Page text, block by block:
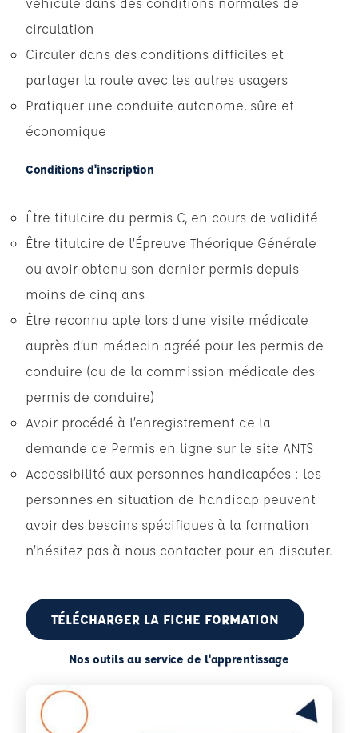
circulation
Circuler dans des conditions difficiles et
partager la route avec les autres usagers
Pratiquer une conduite autonome, sûre et
économique
Conditions d'inscription
Être titulaire du permis C, en cours de validité
Être titulaire de l’Épreuve Théorique Générale
ou avoir obtenu son dernier permis depuis
moins de cinq ans
Être reconnu apte lors d’une visite médicale
auprès d’un médecin agréé pour les permis de
conduire (ou de la commission médicale des
permis de conduire)
Avoir procédé à l’enregistrement de la
demande de Permis en ligne sur le site ANTS
Accessibilité aux personnes handicapées : les
personnes en situation de handicap peuvent
avoir des besoins spécifiques à la formation
n’hésitez pas à nous contacter pour en discuter.
TÉLÉCHARGER LA FICHE FORMATION
Nos outils au service de l'apprentissage